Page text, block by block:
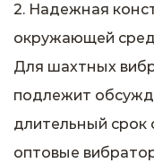
2. Надежная
окружающей
Для шахтных
подлежит
длительный
оптовые